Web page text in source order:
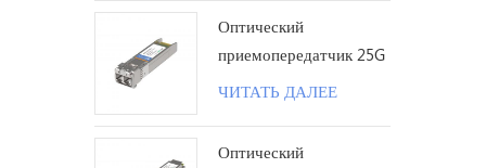
Оптический
приемопередатчик 25G
SFP28 ZR 1310 нм 80
ЧИТАТЬ ДАЛЕЕ
Оптический